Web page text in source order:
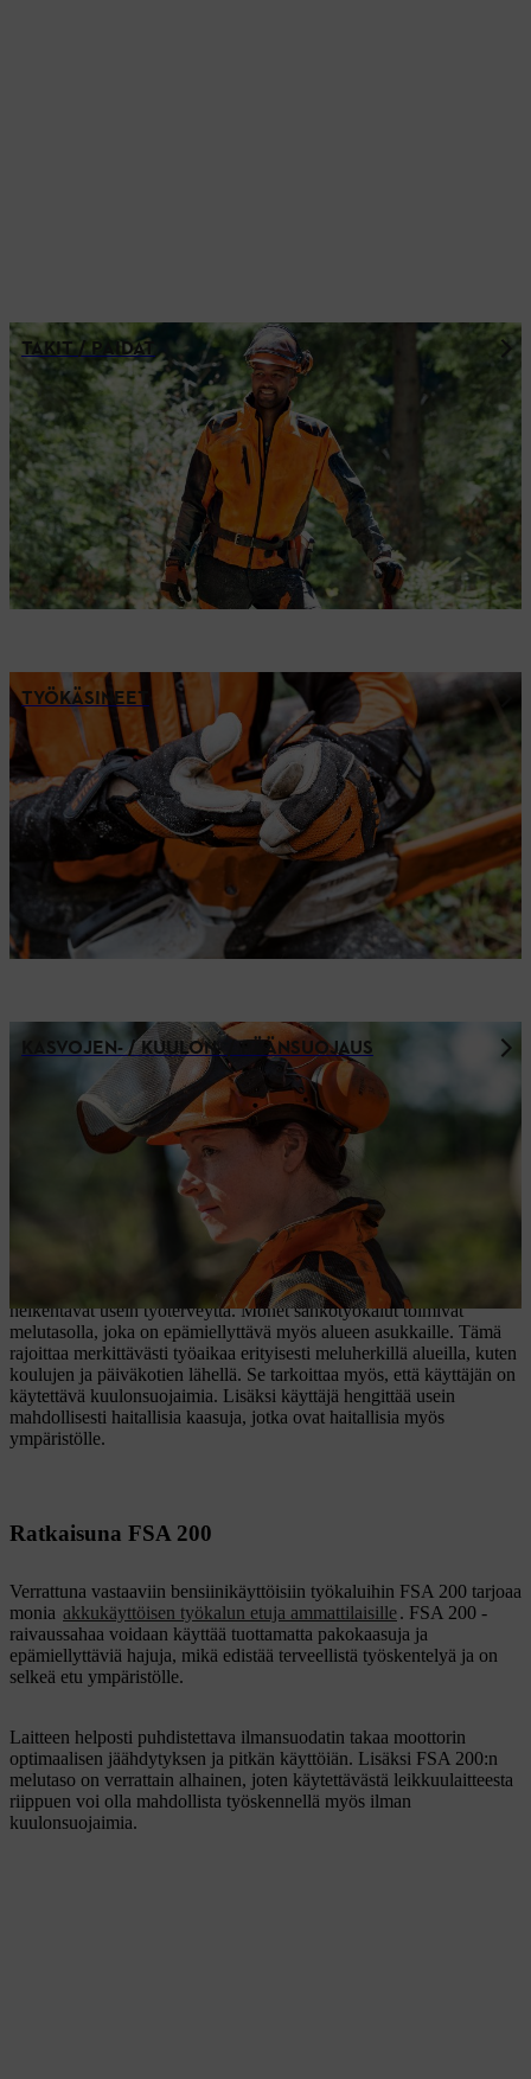
TAKIT / PAIDAT
TYÖKÄSINEET
KASVOJEN- / KUULON- / PÄÄNSUOJAUS
Alhainen melutaso ja vähäiset päästöt
akkutehon ansiosta
Ammattimaisessa raivaussahalla työskentelyssä melu ja päästöt
heikentävät usein työterveyttä. Monet sähkötyökalut toimivat
melutasolla, joka on epämiellyttävä myös alueen asukkaille. Tämä
rajoittaa merkittävästi työaikaa erityisesti meluherkillä alueilla, kuten
koulujen ja päiväkotien lähellä. Se tarkoittaa myös, että käyttäjän on
käytettävä kuulonsuojaimia. Lisäksi käyttäjä hengittää usein
mahdollisesti haitallisia kaasuja, jotka ovat haitallisia myös
ympäristölle.
Ratkaisuna FSA 200
Verrattuna vastaaviin bensiinikäyttöisiin työkaluihin FSA 200 tarjoaa
monia akkukäyttöisen työkalun etuja ammattilaisille. FSA 200 -
raivaussahaa voidaan käyttää tuottamatta pakokaasuja ja
epämiellyttäviä hajuja, mikä edistää terveellistä työskentelyä ja on
selkeä etu ympäristölle.
Laitteen helposti puhdistettava ilmansuodatin takaa moottorin
optimaalisen jäähdytyksen ja pitkän käyttöiän. Lisäksi FSA 200:n
melutaso on verrattain alhainen, joten käytettävästä leikkuulaitteesta
riippuen voi olla mahdollista työskennellä myös ilman
kuulonsuojaimia.